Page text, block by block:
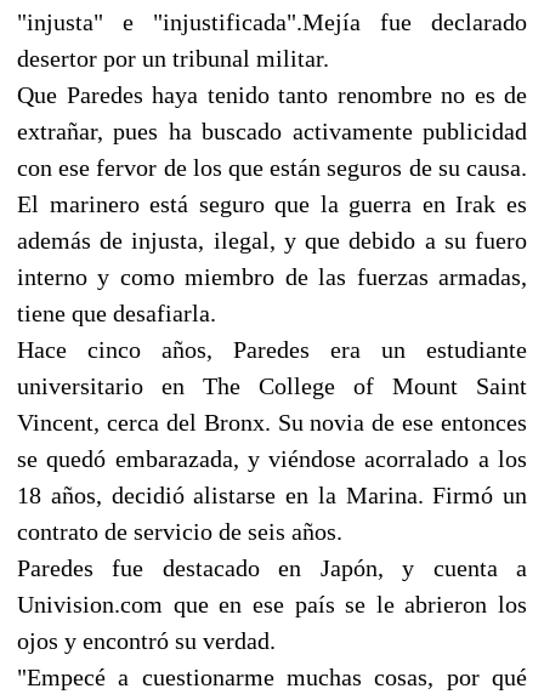
"injusta" e "injustificada".Mejía fue declarado
desertor por un tribunal militar.
Que Paredes haya tenido tanto renombre no es de
extrañar, pues ha buscado activamente publicidad
con ese fervor de los que están seguros de su causa.
El marinero está seguro que la guerra en Irak es
además de injusta, ilegal, y que debido a su fuero
interno y como miembro de las fuerzas armadas,
tiene que desafiarla.
Hace cinco años, Paredes era un estudiante
universitario en The College of Mount Saint
Vincent, cerca del Bronx. Su novia de ese entonces
se quedó embarazada, y viéndose acorralado a los
18 años, decidió alistarse en la Marina. Firmó un
contrato de servicio de seis años.
Paredes fue destacado en Japón, y cuenta a
Univision.com que en ese país se le abrieron los
ojos y encontró su verdad.
"Empecé a cuestionarme muchas cosas, por qué